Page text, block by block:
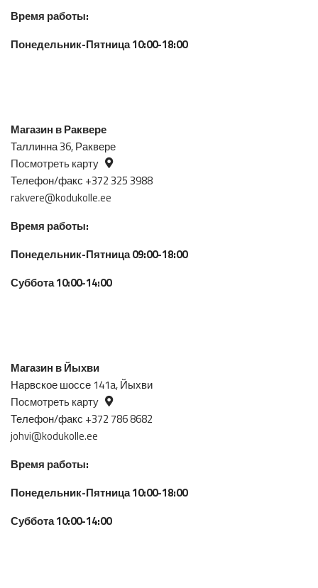
Время работы:
Понедельник-Пятница 10:00-18:00
Магазин в Раквере
Таллинна 36, Раквере
Посмотреть карту
Телефон/факс +372 325 3988
rakvere@kodukolle.ee
Время работы:
Понедельник-Пятница 09:00-18:00
Суббота 10:00-14:00
Магазин в Йыхви
Нарвское шоссе 141a, Йыхви
Посмотреть карту
Телефон/факс +372 786 8682
johvi@kodukolle.ee
Время работы:
Понедельник-Пятница 10:00-18:00
Суббота 10:00-14:00